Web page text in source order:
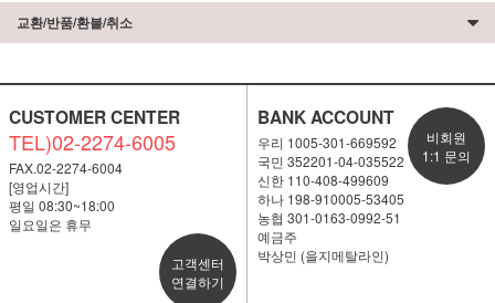
교환/반품/환불/취소
CUSTOMER CENTER
TEL)02-2274-6005
FAX.02-2274-6004
[영업시간]
평일 08:30~18:00
일요일은 휴무
고객센터
연결하기
BANK ACCOUNT
우리 1005-301-669592
국민 352201-04-035522
신한 110-408-499609
하나 198-910005-53405
농협 301-0163-0992-51
예금주
박상민 (을지메탈라인)
비회원
1:1 문의